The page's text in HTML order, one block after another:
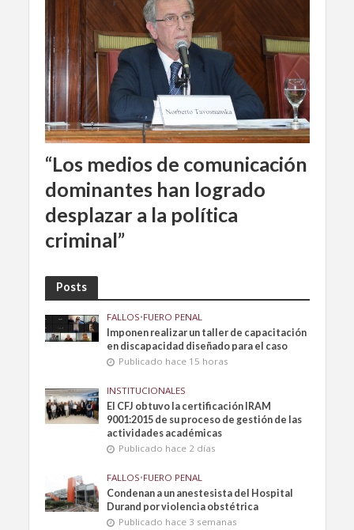
“Los medios de comunicación
dominantes han logrado
desplazar a la política
criminal”
Posts
FALLOS•FUERO PENAL
Imponen realizar un taller de capacitación
en discapacidad diseñado para el caso
Publicado hace 15 horas
INSTITUCIONALES
El CFJ obtuvo la certificación IRAM
9001:2015 de su proceso de gestión de las
actividades académicas
Publicado hace 2 días
FALLOS•FUERO PENAL
Condenan a un anestesista del Hospital
Durand por violencia obstétrica
Publicado hace 3 semanas